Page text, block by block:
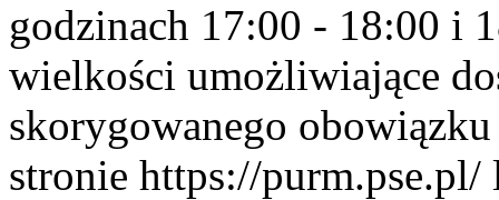
godzinach 17:00 - 18:00 i
wielkości umożliwiające
skorygowanego
stronie https://